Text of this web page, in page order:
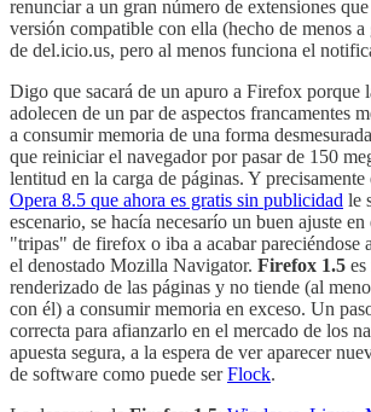
renunciar a un gran número de extensiones
versión compatible con ella (hecho de menos a
de del.icio.us, pero al menos funciona el
Digo que sacará de un apuro a Firefox porque
adolecen de un par de aspectos francamentes
a consumir memoria de una forma
que reiniciar el navegador por pasar de 150
lentitud en la carga de páginas. Y precisamente
Opera 8.5 que ahora es gratis sin publicidad le
escenario, se hacía necesarío un buen ajuste
"tripas" de firefox o iba a acabar pareciéndose
el denostado Mozilla Navigator. Firefox 1.5
renderizado de las páginas y no tiende (al
con él) a consumir memoria en exceso. Un
correcta para afianzarlo en el mercado de los
apuesta segura, a la espera de ver aparecer
de software como puede serFlock.